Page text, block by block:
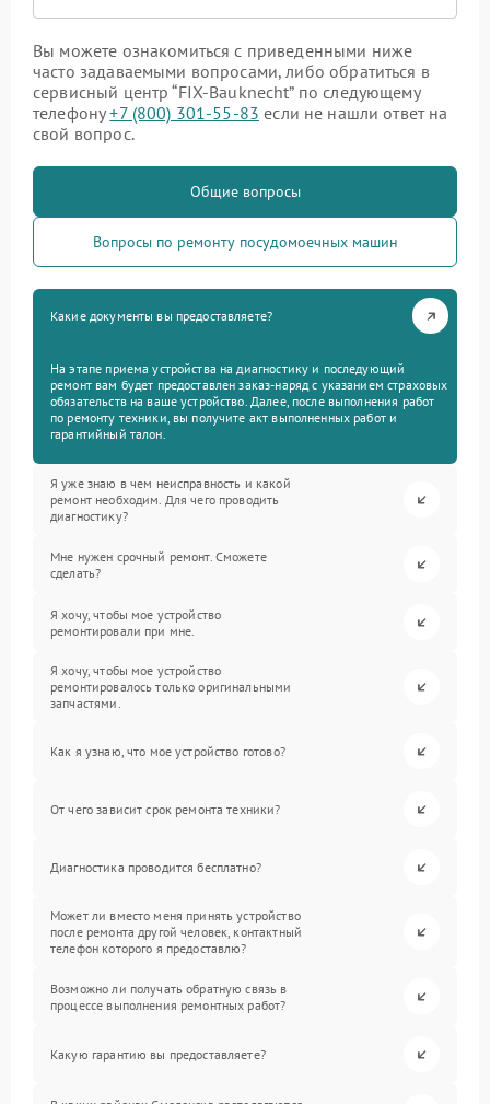
Вы можете ознакомиться с приведенными ниже
часто задаваемыми вопросами, либо обратиться в
сервисный центр “FIX-Bauknecht” по следующему
телефону+7 (800) 301-55-83 если не нашли ответ на
свой вопрос.
Общие вопросы
Вопросы по ремонту посудомоечных машин
Какие документы вы предоставляете?
На этапе приема устройства на диагностику и последующий
ремонт вам будет предоставлен заказ-наряд с указанием страховых
обязательств на ваше устройство. Далее, после выполнения работ
по ремонту техники, вы получите акт выполненных работ и
гарантийный талон.
Я уже знаю в чем неисправность и какой
ремонт необходим. Для чего проводить
диагностику?
Мне нужен срочный ремонт. Сможете
сделать?
Я хочу, чтобы мое устройство
ремонтировали при мне.
Я хочу, чтобы мое устройство
ремонтировалось только оригинальными
запчастями.
Как я узнаю, что мое устройство готово?
От чего зависит срок ремонта техники?
Диагностика проводится бесплатно?
Может ли вместо меня принять устройство
после ремонта другой человек, контактный
телефон которого я предоставлю?
Возможно ли получать обратную связь в
процессе выполнения ремонтных работ?
Какую гарантию вы предоставляете?